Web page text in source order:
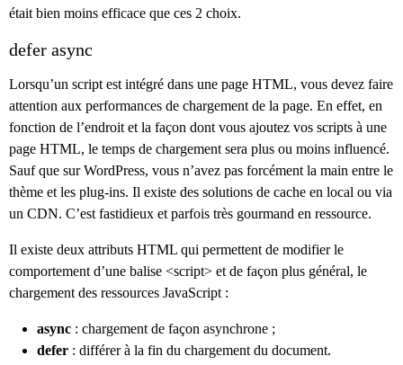
était bien moins efficace que ces 2 choix.
defer async
Lorsqu’un script est intégré dans une page HTML, vous devez faire
attention aux performances de chargement de la page. En effet, en
fonction de l’endroit et la façon dont vous ajoutez vos scripts à une
page HTML, le temps de chargement sera plus ou moins influencé.
Sauf que sur WordPress, vous n’avez pas forcément la main entre le
thème et les plug-ins. Il existe des solutions de cache en local ou via
un CDN. C’est fastidieux et parfois très gourmand en ressource.
Il existe deux attributs HTML qui permettent de modifier le
comportement d’une balise <script> et de façon plus général, le
chargement des ressources JavaScript :
async : chargement de façon asynchrone ;
defer : différer à la fin du chargement du document.